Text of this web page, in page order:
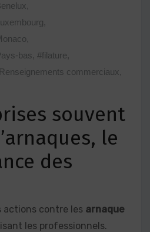
,
,
,
bas, #filature,
commerciaux,
souvent
le
des
actions contre les arnaque
les professionnels.